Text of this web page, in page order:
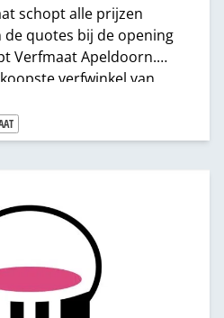
schopt alle prijzen
de quotes bij de opening
Verfmaat Apeldoorn.
verfwinkel van